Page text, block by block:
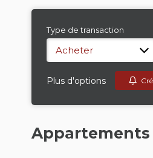
Type de transaction
Acheter
Plus d'options
Appartements